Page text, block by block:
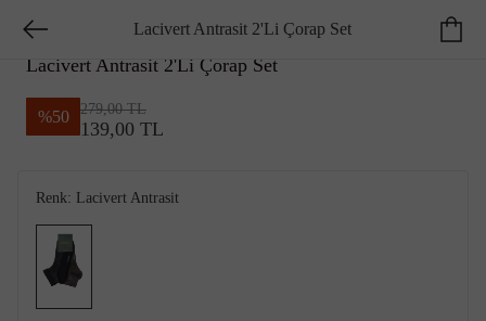
GEORGE HOGG ESSENTIALS
Lacivert Antrasit 2'Li Çorap Set
%50 279,00 TL
139,00 TL
Renk: Lacivert Antrasit
Lacivert Antrasit 2'Li Çorap Set